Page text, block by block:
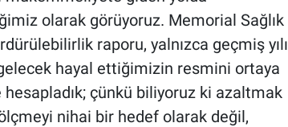
olarak görüyoruz. Memorial Sağlık
raporu, yalnızca geçmiş yılı
hayal ettiğimizin resmini ortaya
çünkü biliyoruz ki azaltmak
nihai bir hedef olarak değil,